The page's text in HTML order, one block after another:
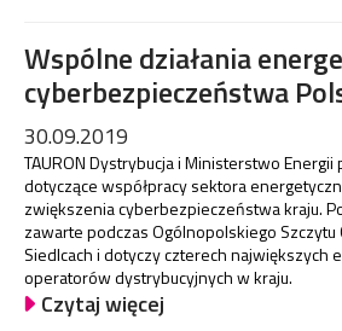
Wspólne działania
cyberbezpieczeństwa
30.09.2019
TAURON Dystrybucja i Ministerstwo
dotyczące współpracy sektora
zwiększenia cyberbezpieczeństwa kraju.
zawarte podczas Ogólnopolskiego
Siedlcach i dotyczy czterech największych
operatorów dystrybucyjnych w kraju.
Czytaj więcej